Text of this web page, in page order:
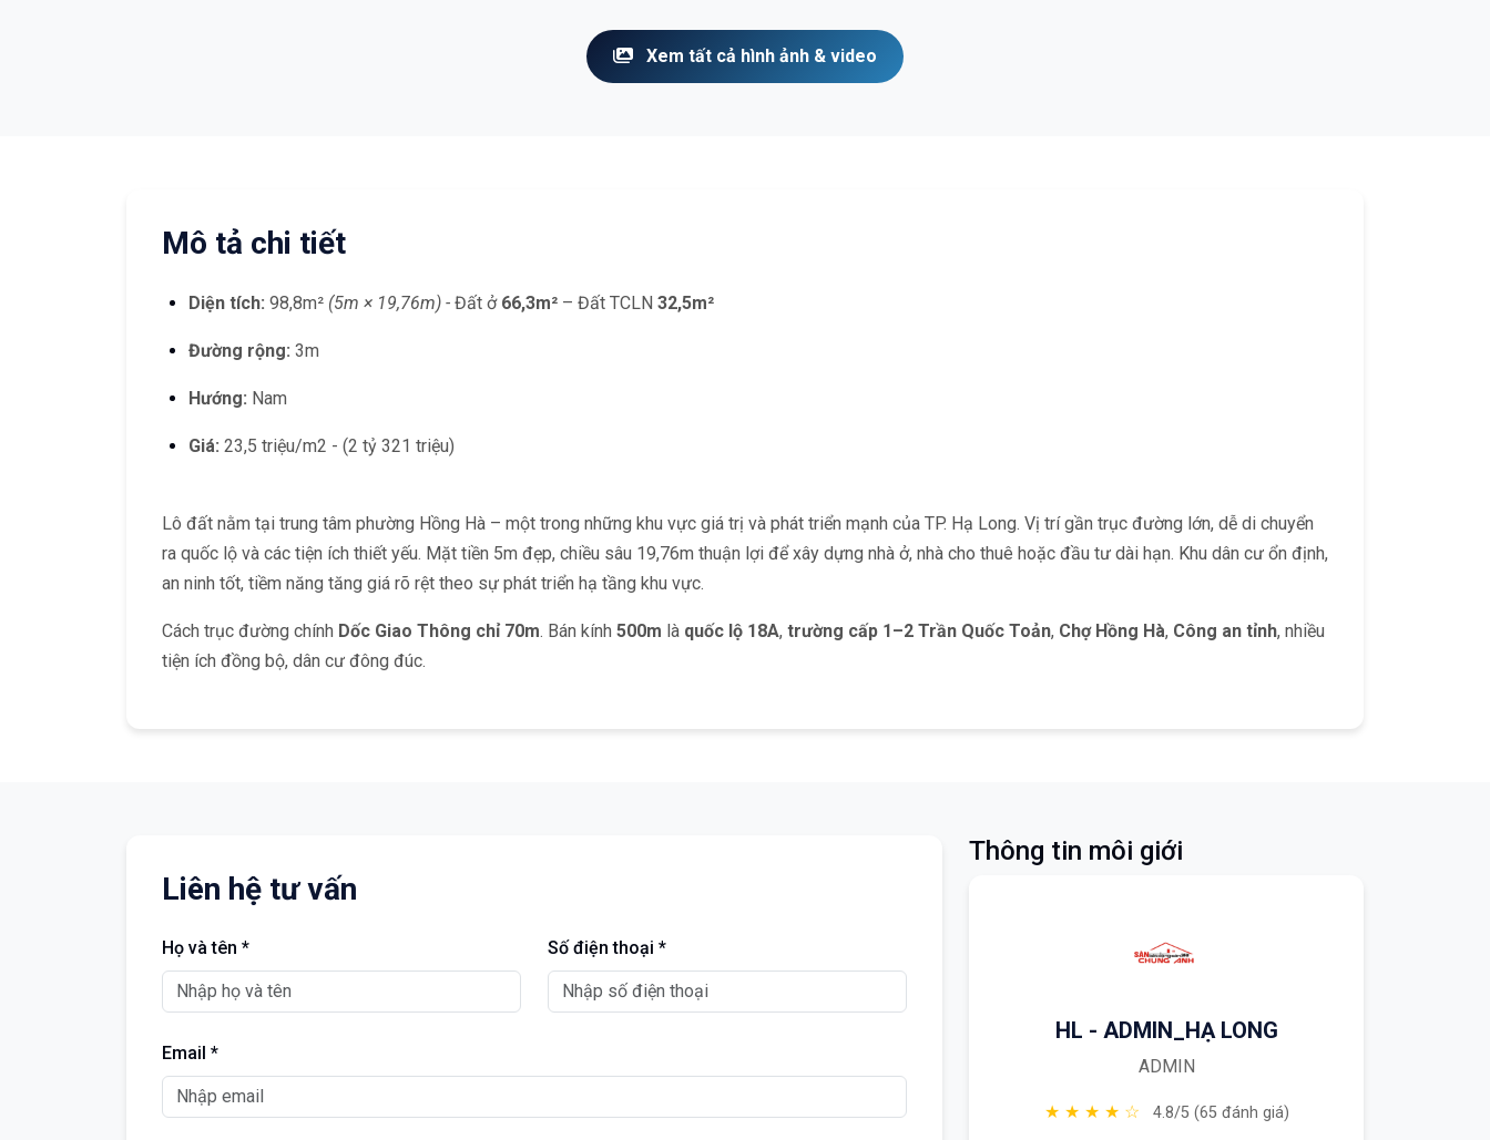
Xem tất cả hình ảnh & video
Mô tả chi tiết
Diện tích: 98,8m² (5m × 19,76m) - Đất ở 66,3m² – Đất TCLN 32,5m²
Đường rộng: 3m
Hướng: Nam
Giá: 23,5 triệu/m2 - (2 tỷ 321 triệu)
Lô đất nằm tại trung tâm phường Hồng Hà – một trong những khu vực giá trị và phát triển mạnh của TP. Hạ Long. Vị trí gần trục đường lớn, dễ di chuyển
ra quốc lộ và các tiện ích thiết yếu. Mặt tiền 5m đẹp, chiều sâu 19,76m thuận lợi để xây dựng nhà ở, nhà cho thuê hoặc đầu tư dài hạn. Khu dân cư ổn định,
an ninh tốt, tiềm năng tăng giá rõ rệt theo sự phát triển hạ tầng khu vực.
Cách trục đường chính Dốc Giao Thông chỉ 70m. Bán kính 500m là quốc lộ 18A, trường cấp 1–2 Trần Quốc Toản, Chợ Hồng Hà, Công an tỉnh, nhiều
tiện ích đồng bộ, dân cư đông đúc.
Liên hệ tư vấn
Họ và tên * Số điện thoại *
Email *
Thông tin môi giới
HL - ADMIN_HẠ LONG
ADMIN
★ ★ ★ ★ ☆ 4.8/5 (65 đánh giá)